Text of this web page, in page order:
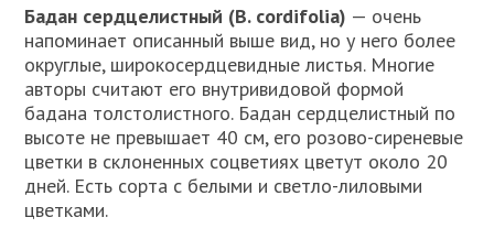
Бадан сердцелистный (В. cordifolia) — очень
напоминает описанный выше вид, но у него более
округлые, широкосердцевидные листья. Многие
авторы считают его внутривидовой формой
бадана толстолистного. Бадан сердцелистный по
высоте не превышает 40 см, его розово-сиреневые
цветки в склоненных соцветиях цветут около 20
дней. Есть сорта с белыми и светло-лиловыми
цветками.